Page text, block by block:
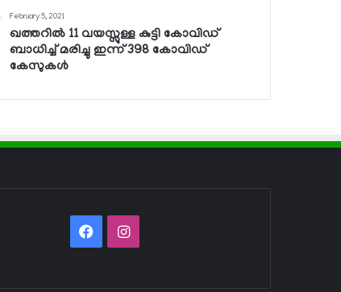
February 5, 2021
ഖത്തറില്‍ 11 വയസ്സുള്ള കുട്ടി കോവിഡ്
ബാധിച്ച് മരിച്ചു ഇന്ന് 398 കോവിഡ്
കേസുകള്‍
FacebookInstagram